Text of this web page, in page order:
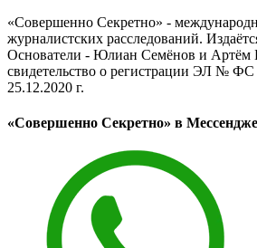
«Совершенно Секретно» -
журналистских расследований.
Основатели - Юлиан Семёнов и
свидетельство о регистрации ЭЛ № ФС
25.12.2020 г.
«Совершенно Секретно» в